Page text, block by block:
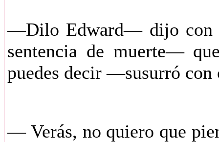
—Dilo Edward— dijo con
sentencia de muerte—
puedes decir —susurró con
— Verás, no quiero que